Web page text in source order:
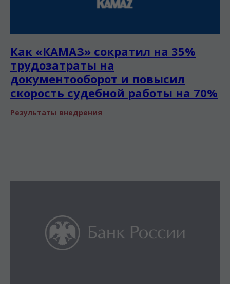
Как «КАМАЗ» сократил на 35%
трудозатраты на
документооборот и повысил
скорость судебной работы на 70%
Результаты внедрения